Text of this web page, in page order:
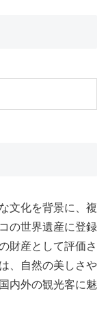
文化を背景に、複
の世界遺産に登録
財産として評価さ
、自然の美しさや
内外の観光客に魅